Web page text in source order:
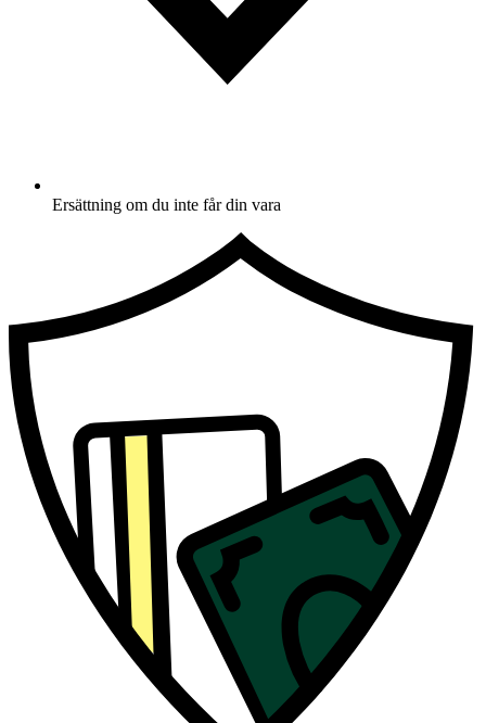
Ersättning om du inte får din vara